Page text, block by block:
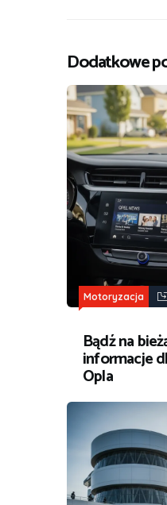
Dodatkowe
Motoryzacja
Bądź na
informacje
Opla